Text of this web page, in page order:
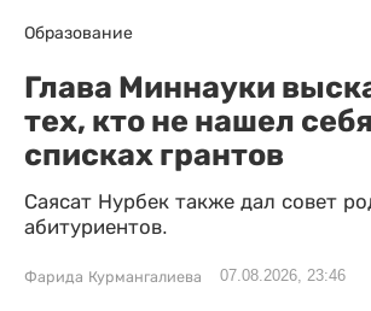
Образование
Глава Миннауки
тех, кто не нашел
списках грантов
Саясат Нурбек также дал совет
абитуриентов.
Фарида Курмангалиева 07.08.2026, 23:46